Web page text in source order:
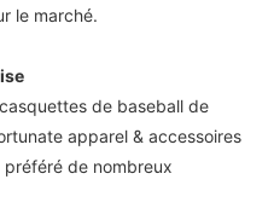
le marché.
de baseball de
apparel & accessoires
de nombreux